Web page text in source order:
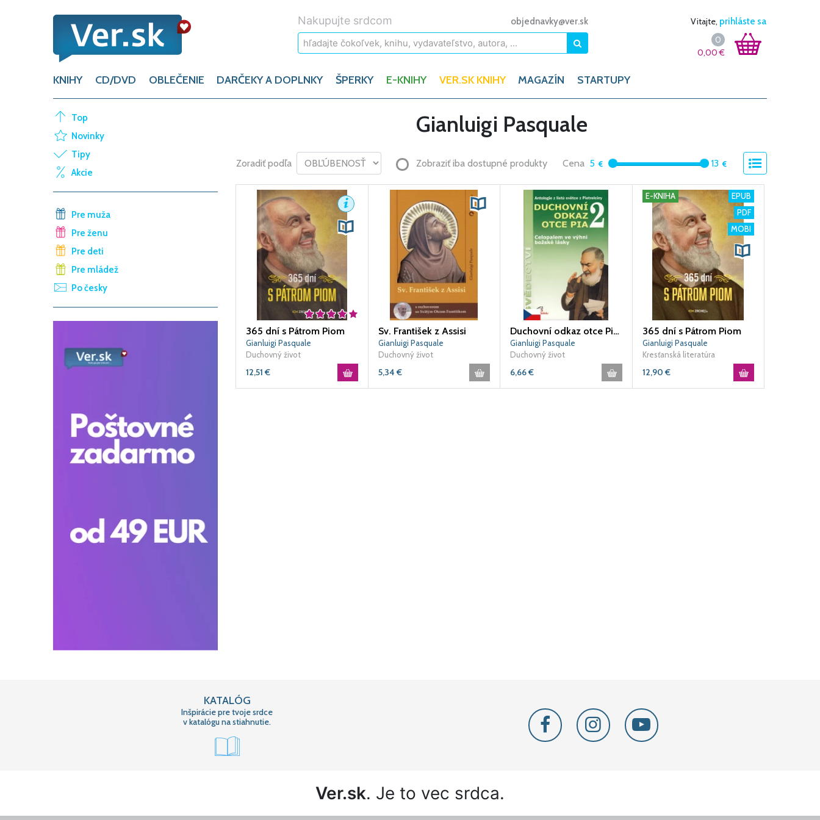
Nakupujte srdcom objednavky@ver.sk Vitajte, prihláste sa
0
0,00€
KNIHY CD/DVD OBLEČENIE DARČEKY A DOPLNKY ŠPERKY E-KNIHY VER.SK KNIHY MAGAZÍN STARTUPY
Top
Novinky
Tipy
Akcie
Pre muža
Pre ženu
Pre deti
Pre mládež
Po česky
Gianluigi Pasquale
Zoradiť podľa Zobraziť iba dostupné produkty Cena 5 13
365 dní s Pátrom Piom
Gianluigi Pasquale
Duchovný život
12,51 €
Sv. František z Assisi
Gianluigi Pasquale
Duchovný život
5,34 €
Duchovní odkaz otce Pia 2
Gianluigi Pasquale
Duchovný život
6,66€
E-KNIHA
EPUB
PDF
MOBI
365 dní s Pátrom Piom
Gianluigi Pasquale
Kresťanská literatúra
12,90 €
KATALÓG
Inšpirácie pre tvoje srdce
v katalógu na stiahnutie.
Ver.sk. Je to vec srdca.